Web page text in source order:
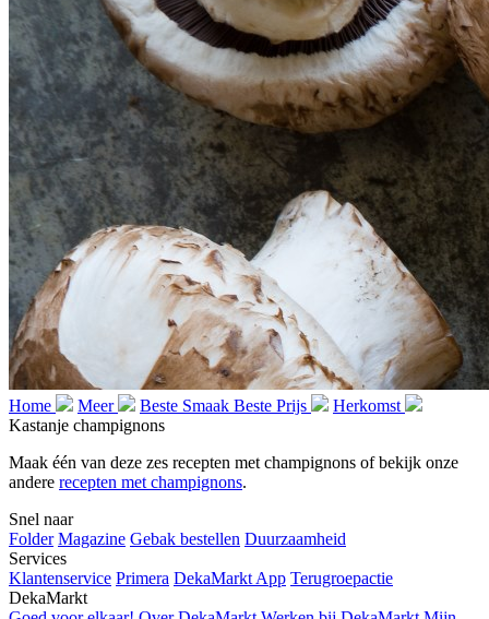
Home Meer Beste Smaak Beste Prijs
Herkomst
Kastanje champignons
Maak één van deze zes recepten met champignons of bekijk onze
andere recepten met champignons.
Snel naar
Folder Magazine Gebak bestellen Duurzaamheid
Services
Klantenservice Primera DekaMarkt App Terugroepactie
DekaMarkt